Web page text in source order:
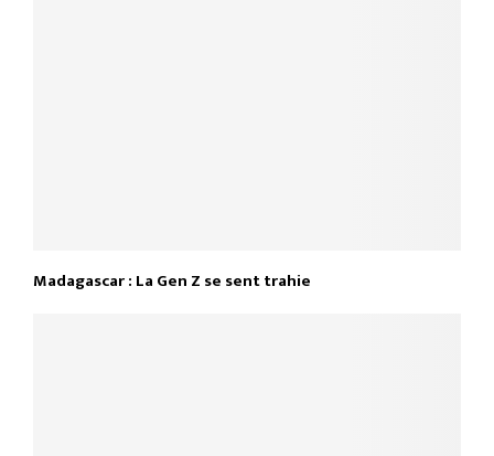
Madagascar : La Gen Z se sent trahie